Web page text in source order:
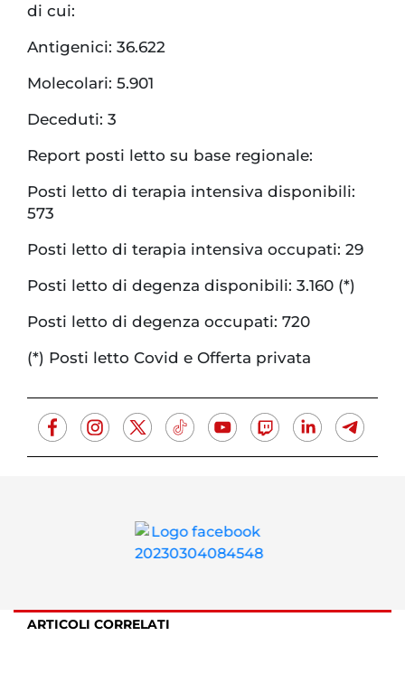
di cui:
Antigenici: 36.622
Molecolari: 5.901
Deceduti: 3
Report posti letto su base regionale:
Posti letto di terapia intensiva disponibili:
573
Posti letto di terapia intensiva occupati: 29
Posti letto di degenza disponibili: 3.160 (*)
Posti letto di degenza occupati: 720
(*) Posti letto Covid e Offerta privata
ARTICOLI CORRELATI